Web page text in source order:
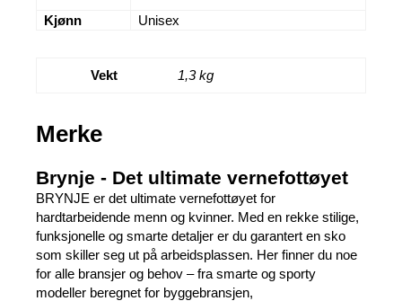
Kjønn
Unisex
Vekt 1,3 kg
Merke
Brynje - Det ultimate vernefottøyet
BRYNJE er det ultimate vernefottøyet for
hardtarbeidende menn og kvinner. Med en rekke stilige,
funksjonelle og smarte detaljer er du garantert en sko
som skiller seg ut på arbeidsplassen. Her finner du noe
for alle bransjer og behov – fra smarte og sporty
modeller beregnet for byggebransjen,